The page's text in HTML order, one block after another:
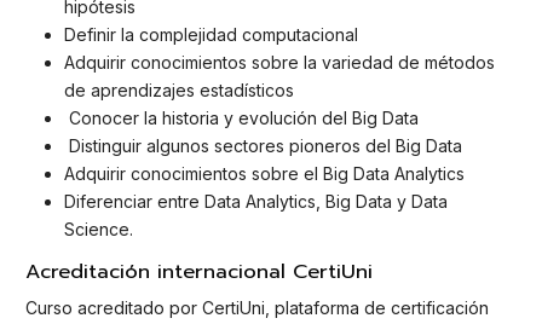
hipótesis
Definir la complejidad computacional
Adquirir conocimientos sobre la variedad de métodos
de aprendizajes estadísticos
Conocer la historia y evolución del Big Data
Distinguir algunos sectores pioneros del Big Data
Adquirir conocimientos sobre el Big Data Analytics
Diferenciar entre Data Analytics, Big Data y Data
Science.
Acreditación internacional CertiUni
Curso acreditado por CertiUni, plataforma de certificación